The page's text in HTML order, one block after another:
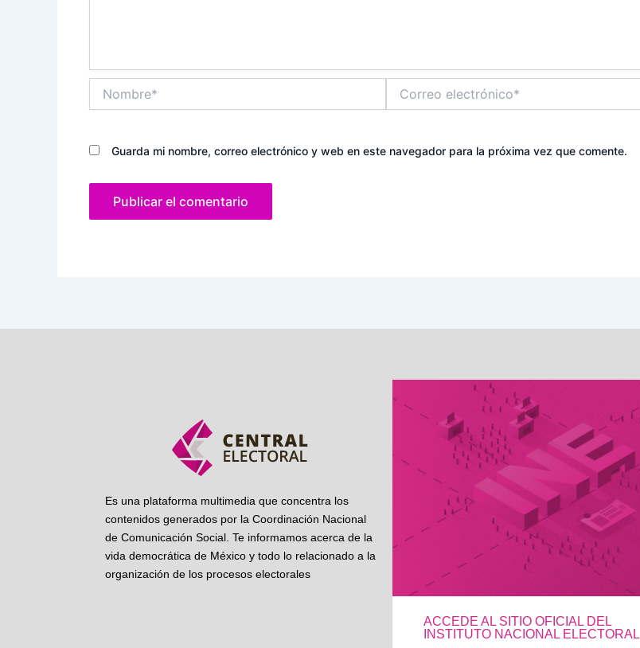
electrónico*
Guarda mi nombre, correo electrónico y web en este navegador para la próxima vez que comente.
Es una plataforma multimedia que concentra los
contenidos generados por la Coordinación Nacional
de Comunicación Social. Te informamos acerca de la
vida democrática de México y todo lo relacionado a la
organización de los procesos electorales
ACCEDE AL SITIO OFICIAL DEL
INSTITUTO NACIONAL ELECTORAL